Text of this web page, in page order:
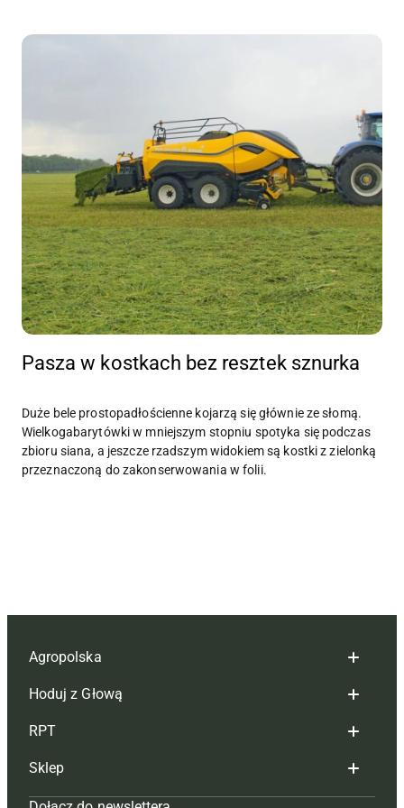
Pasza w kostkach bez resztek sznurka
Duże bele prostopadłościenne kojarzą się głównie ze słomą.
Wielkogabarytówki w mniejszym stopniu spotyka się podczas
zbioru siana, a jeszcze rzadszym widokiem są kostki z zielonką
przeznaczoną do zakonserwowania w folii.
Agropolska
Redakcja
Reklama
Tagi
Hoduj z Głową
Hoduj z głową bydło
Hoduj z głową świnie
RPT
Redakcja
Sklep